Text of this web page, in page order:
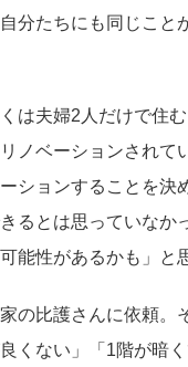
分たちにも同じこと
は夫婦2人だけで住
ノベーションされて
ションすることを決
るとは思っていなか
能性があるかも」と
の比護さんに依頼。
ない」「1階が暗